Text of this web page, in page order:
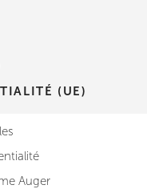
(UE)
Auger